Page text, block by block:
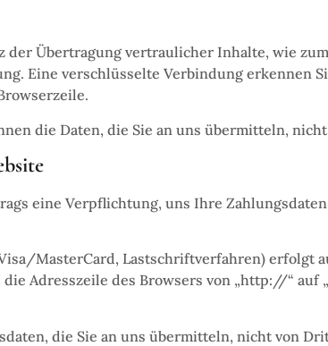
Übertragung vertraulicher Inhalte, wie
Eine verschlüsselte Verbindung erkennen
die Daten, die Sie an uns übermitteln,
eine Verpflichtung, uns Ihre
MasterCard, Lastschriftverfahren) erfolgt
Adresszeile des Browsers von „http://“
die Sie an uns übermitteln, nicht von